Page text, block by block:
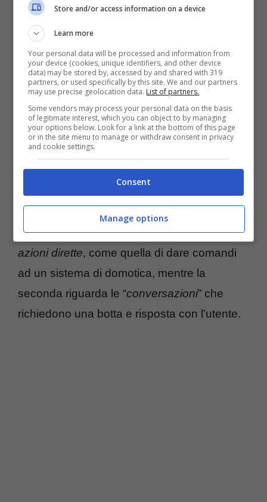
direttamente da Assistant, l’evoluzione di
Google Now.
Google Assistant
avere due tipologie di comandi. Ci sono
azioni dirette, come quella di dare comandi
ad un sistema di domotica, mentre la
seconda riguarda le “conversazioni” che
richiedono una botta e risposta con l’utente.
Store and/or access information on a device
Learn more
Your personal data will be processed and information from
your device (cookies, unique identifiers, and other device
data) may be stored by, accessed by and shared with 319
partners, or used specifically by this site. We and our partners
may use precise geolocation data. List of partners.
Some vendors may process your personal data on the basis
of legitimate interest, which you can object to by managing
your options below. Look for a link at the bottom of this page
or in the site menu to manage or withdraw consent in privacy
and cookie settings.
Consent
Manage options